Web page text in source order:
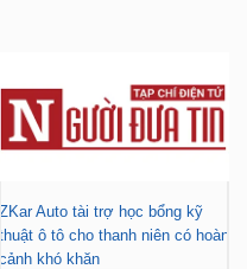
ZKar Auto tài trợ học bổng kỹ
thuật ô tô cho thanh niên có hoàn
cảnh khó khăn